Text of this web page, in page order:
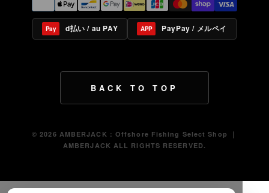
Pay d払い / au PAY APP PayPay / メルペイ
BACK TO TOP
© 2026 AMBERJACK : Offshore Fishing Select Shop ｜
AMBERJACK ALL RIGHTS RESERVED.